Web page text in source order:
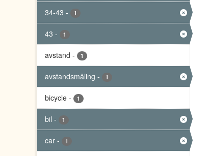
34-43 - 1
43 - 1
avstand - 1
avstandsmåling - 1
bicycle - 1
bil - 1
car - 1